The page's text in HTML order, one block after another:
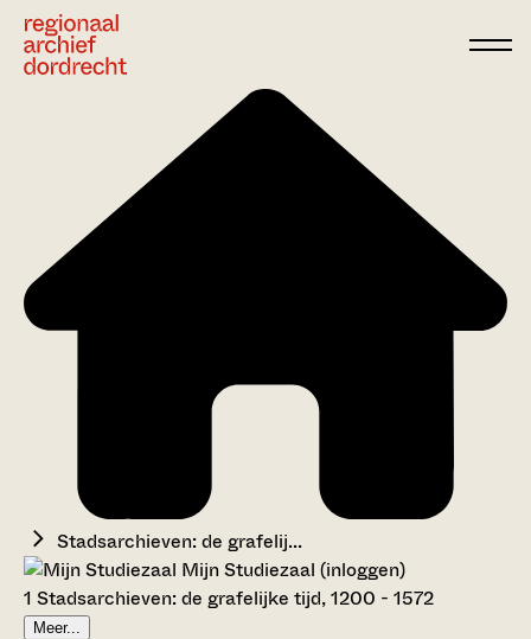
Stadsarchieven: de grafelij...
Mijn Studiezaal (inloggen)
1 Stadsarchieven: de grafelijke tijd, 1200 - 1572
Meer...